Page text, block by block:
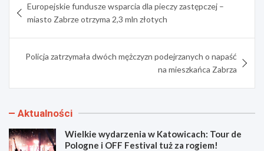
wpisu
Europejskie fundusze wsparcia dla pieczy zastępczej –
miasto Zabrze otrzyma 2,3 mln złotych
Policja zatrzymała dwóch mężczyzn podejrzanych o napaść
na mieszkańca Zabrza
Aktualności
Wielkie wydarzenia w Katowicach: Tour de
Pologne i OFF Festival tuż za rogiem!